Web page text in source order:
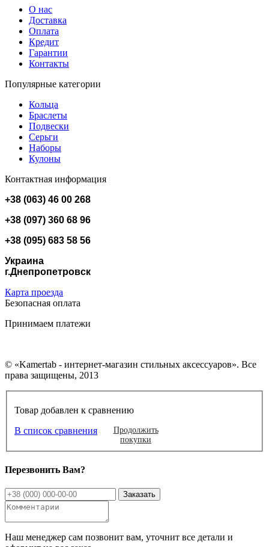
О нас
Доставка
Оплата
Кредит
Гарантии
Контакты
Популярные категории
Кольца
Браслеты
Подвески
Серьги
Наборы
Кулоны
Контактная информация
+38 (063) 46 00 268
+38 (097) 360 68 96
+38 (095) 683 58 56
Украина
г.Днепропетровск
Карта проезда
Безопасная оплата
Принимаем платежи
© «Kamertab - интернет-магазин стильных аксессуаров». Все
права защищены, 2013
Товар добавлен к сравнению
В список сравнения
Продолжить
покупки
Перезвонить Вам?
Наш менеджер сам позвонит вам, уточнит все детали и